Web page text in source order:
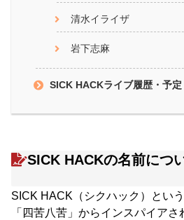
清水イライザ
岩下志麻
SICK HACKライブ履歴・予定
SICK HACKの名前につ
SICK HACK（シクハック）とい
「四苦八苦」からインスパイア